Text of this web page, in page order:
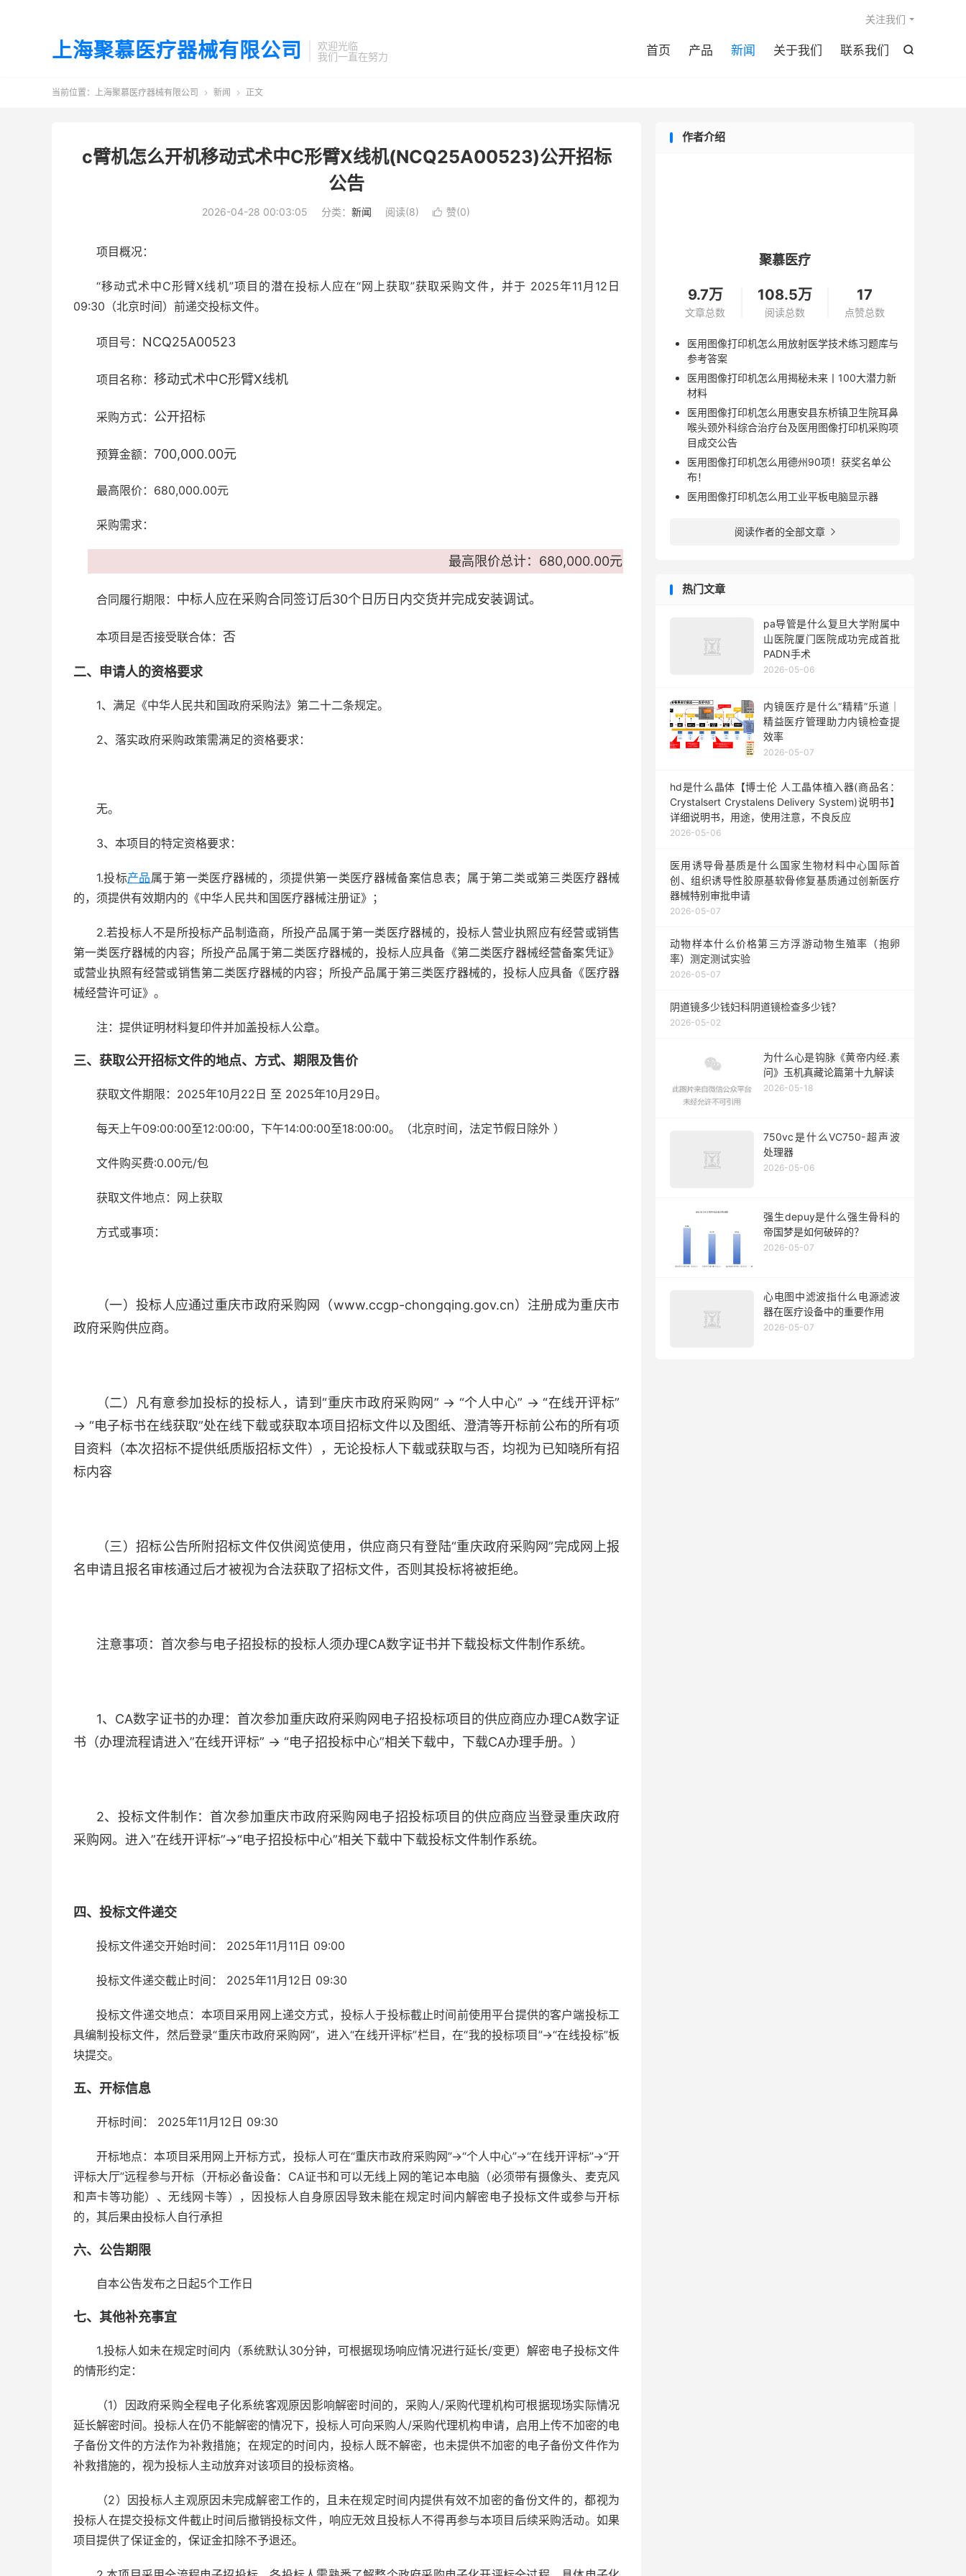
上海聚慕医疗器械有限公司
欢迎光临
我们一直在努力

首页 产品 新闻 关于我们 联系我们
关注我们
当前位置： 上海聚慕医疗器械有限公司  新闻  正文
c臂机怎么开机移动式术中C形臂X线机(NCQ25A00523)公开招标
公告
2026-04-28 00:03:05 分类： 新闻 阅读(8)  赞(0)
项目概况：
“移动式术中C形臂X线机”项目的潜在投标人应在“网上获取”获取采购文件，并于 2025年11月12日
09:30（北京时间）前递交投标文件。
项目号： NCQ25A00523
项目名称： 移动式术中C形臂X线机
采购方式： 公开招标
预算金额： 700,000.00元
最高限价：680,000.00元
采购需求：
最高限价总计：680,000.00元
合同履行期限： 中标人应在采购合同签订后30个日历日内交货并完成安装调试。
本项目是否接受联合体： 否
二、申请人的资格要求
1、满足《中华人民共和国政府采购法》第二十二条规定。
2、落实政府采购政策需满足的资格要求：
无。
3、本项目的特定资格要求：
1.投标产品属于第一类医疗器械的，须提供第一类医疗器械备案信息表；属于第二类或第三类医疗器械
的，须提供有效期内的《中华人民共和国医疗器械注册证》；
2.若投标人不是所投标产品制造商，所投产品属于第一类医疗器械的，投标人营业执照应有经营或销售
第一类医疗器械的内容；所投产品属于第二类医疗器械的，投标人应具备《第二类医疗器械经营备案凭证》
或营业执照有经营或销售第二类医疗器械的内容；所投产品属于第三类医疗器械的，投标人应具备《医疗器
械经营许可证》。
注：提供证明材料复印件并加盖投标人公章。
三、获取公开招标文件的地点、方式、期限及售价
获取文件期限：2025年10月22日 至 2025年10月29日。
每天上午09:00:00至12:00:00，下午14:00:00至18:00:00。（北京时间，法定节假日除外 ）
文件购买费:0.00元/包
获取文件地点：网上获取
方式或事项：
（一）投标人应通过重庆市政府采购网（www.ccgp-chongqing.gov.cn）注册成为重庆市
政府采购供应商。
（二）凡有意参加投标的投标人，请到“重庆市政府采购网” → “个人中心” → “在线开评标”
→ “电子标书在线获取”处在线下载或获取本项目招标文件以及图纸、澄清等开标前公布的所有项
目资料（本次招标不提供纸质版招标文件），无论投标人下载或获取与否，均视为已知晓所有招
标内容
（三）招标公告所附招标文件仅供阅览使用，供应商只有登陆“重庆政府采购网”完成网上报
名申请且报名审核通过后才被视为合法获取了招标文件，否则其投标将被拒绝。
注意事项：首次参与电子招投标的投标人须办理CA数字证书并下载投标文件制作系统。
1、CA数字证书的办理：首次参加重庆政府采购网电子招投标项目的供应商应办理CA数字证
书（办理流程请进入”在线开评标” → “电子招投标中心”相关下载中，下载CA办理手册。）
2、投标文件制作：首次参加重庆市政府采购网电子招投标项目的供应商应当登录重庆政府
采购网。进入”在线开评标”→“电子招投标中心”相关下载中下载投标文件制作系统。
四、投标文件递交
投标文件递交开始时间： 2025年11月11日 09:00
投标文件递交截止时间： 2025年11月12日 09:30
投标文件递交地点：本项目采用网上递交方式，投标人于投标截止时间前使用平台提供的客户端投标工
具编制投标文件，然后登录“重庆市政府采购网”，进入“在线开评标”栏目，在“我的投标项目”→“在线投标”板
块提交。
五、开标信息
开标时间： 2025年11月12日 09:30
开标地点：本项目采用网上开标方式，投标人可在“重庆市政府采购网”→“个人中心”→“在线开评标”→“开
评标大厅”远程参与开标（开标必备设备：CA证书和可以无线上网的笔记本电脑（必须带有摄像头、麦克风
和声卡等功能）、无线网卡等），因投标人自身原因导致未能在规定时间内解密电子投标文件或参与开标
的，其后果由投标人自行承担
六、公告期限
自本公告发布之日起5个工作日
七、其他补充事宜
1.投标人如未在规定时间内（系统默认30分钟，可根据现场响应情况进行延长/变更）解密电子投标文件
的情形约定：
（1）因政府采购全程电子化系统客观原因影响解密时间的，采购人/采购代理机构可根据现场实际情况
延长解密时间。投标人在仍不能解密的情况下，投标人可向采购人/采购代理机构申请，启用上传不加密的电
子备份文件的方法作为补救措施；在规定的时间内，投标人既不解密，也未提供不加密的电子备份文件作为
补救措施的，视为投标人主动放弃对该项目的投标资格。
（2）因投标人主观原因未完成解密工作的，且未在规定时间内提供有效不加密的备份文件的，都视为
投标人在提交投标文件截止时间后撤销投标文件，响应无效且投标人不得再参与本项目后续采购活动。如果
项目提供了保证金的，保证金扣除不予退还。
作者介绍
聚慕医疗
9.7万
文章总数
108.5万
阅读总数
17
点赞总数
医用图像打印机怎么用放射医学技术练习题库与
参考答案
医用图像打印机怎么用揭秘未来丨100大潜力新
材料
医用图像打印机怎么用惠安县东桥镇卫生院耳鼻
喉头颈外科综合治疗台及医用图像打印机采购项
目成交公告
医用图像打印机怎么用德州90项！获奖名单公
布！
医用图像打印机怎么用工业平板电脑显示器
阅读作者的全部文章 
热门文章
pa导管是什么复旦大学附属中
山医院厦门医院成功完成首批
PADN手术
2026-05-06
内镜医疗是什么“精精”乐道｜
精益医疗管理助力内镜检查提
效率
2026-05-07
hd是什么晶体【博士伦 人工晶体植入器(商品名：
Crystalsert Crystalens Delivery System)说明书】
详细说明书，用途，使用注意，不良反应
2026-05-06
医用诱导骨基质是什么国家生物材料中心国际首
创、组织诱导性胶原基软骨修复基质通过创新医疗
器械特别审批申请
2026-05-07
动物样本什么价格第三方浮游动物生殖率（抱卵
率）测定测试实验
2026-05-07
阴道镜多少钱妇科阴道镜检查多少钱？
2026-05-02
为什么心是钩脉《黄帝内经.素
问》玉机真藏论篇第十九解读
2026-05-18
750vc是什么VC750-超声波
处理器
2026-05-06
强生depuy是什么强生骨科的
帝国梦是如何破碎的？
2026-05-07
心电图中滤波指什么电源滤波
器在医疗设备中的重要作用
2026-05-07